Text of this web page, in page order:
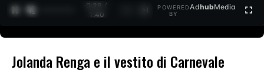
0:30 /
1:40
POWERED
BY
AdhubMedia
Jolanda Renga e il vestito di Carnevale